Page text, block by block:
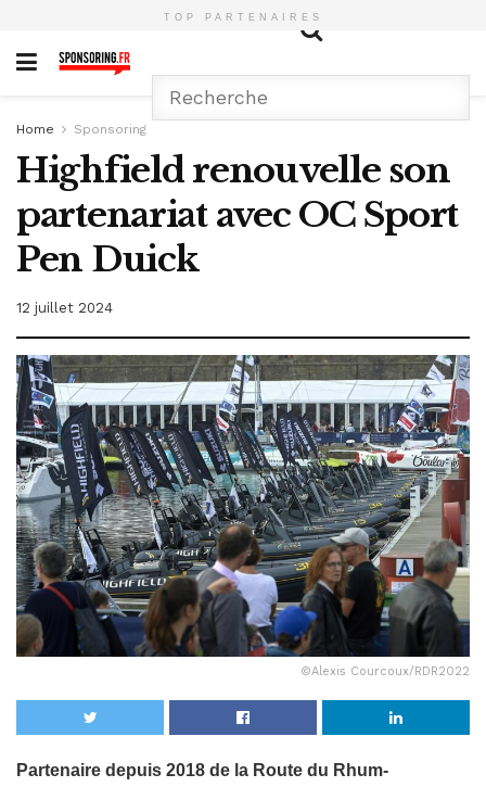
TOP PARTENAIRES
Home Sponsoring
Highfield renouvelle son
partenariat avec OC Sport
Pen Duick
12 juillet 2024
©Alexis Courcoux/RDR2022
Partenaire depuis 2018 de la Route du Rhum-